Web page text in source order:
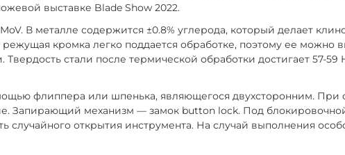
выставке Blade Show 2022.
В металле содержится ±0.8% углерода, который делает
кромка легко поддается обработке, поэтому ее можно
стали после термической обработки достигает 57-59
флиппера или шпенька, являющегося двухсторонним.
Запирающий механизм — замок button lock. Под
случайного открытия инструмента. На случай выполнения